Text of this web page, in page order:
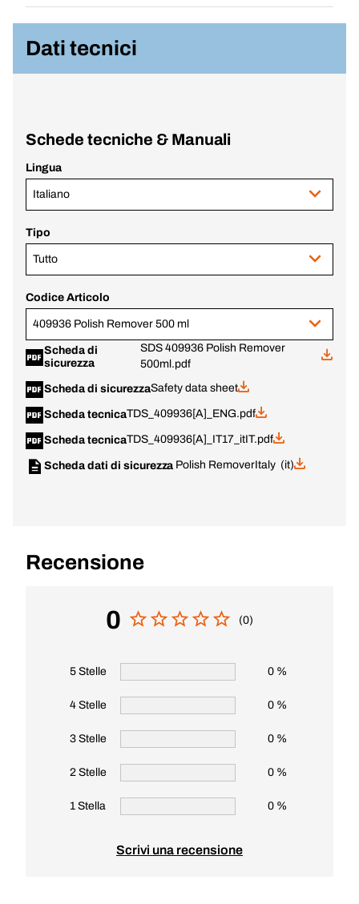
Dati tecnici
Schede tecniche & Manuali
Lingua
Italiano
Tipo
Tutto
Codice Articolo
409936 Polish Remover 500 ml
Scheda di
sicurezza
SDS 409936 Polish Remover
500ml.pdf
Scheda di sicurezzaSafety data sheet
Scheda tecnicaTDS_409936[A]_ENG.pdf
Scheda tecnicaTDS_409936[A]_IT17_itIT.pdf
Scheda dati di sicurezza Polish RemoverItaly (it)
Recensione
0 (0)
5 Stelle 0 %
4 Stelle 0 %
3 Stelle 0 %
2 Stelle 0 %
1 Stella 0 %
Scrivi una recensione